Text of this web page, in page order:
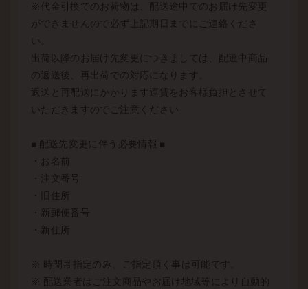
※代金引換でのお荷物は、配送途中でのお届け先変更
ができませんので必ず上記期日までにご連絡くださ
出荷以降のお届け先変更につきましては、配達中商品
の返送後、再出荷での対応になります。
返送と再配送にかかります運賃をお客様負担とさせて
いただきますのでご注意ください
■ 配送先変更に伴う必要情報 ■
・お名前
・注文番号
・旧住所
・新郵便番号
・新住所
※ 時間帯指定のみ、ご指定頂く事は可能です。
※ 配送業者はご注文商品やお届け地域等により自動的